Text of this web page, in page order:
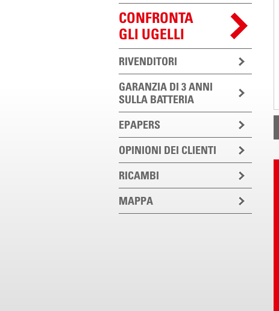
CONFRONTA
GLI UGELLI
RIVENDITORI
GARANZIA DI 3 ANNI
SULLA BATTERIA
EPAPERS
OPINIONI DEI CLIENTI
RICAMBI
MAPPA